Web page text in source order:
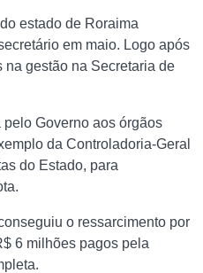
estado de Roraima
em maio. Logo após
gestão na Secretaria de
Governo aos órgãos
da Controladoria-Geral
do Estado, para
o ressarcimento por
6 milhões pagos pela